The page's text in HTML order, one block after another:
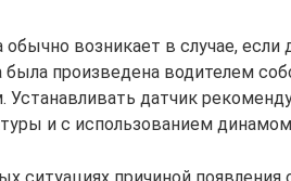
обычно возникает в случае,
была произведена водителем
датчик
и с использованием
ситуациях причиной